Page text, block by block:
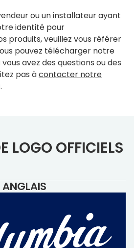
ou un installateur ayant
identité pour
produits, veuillez vous référer
pouvez télécharger notre
avez des questions ou des
pas àcontacter notre
.
LOGO OFFICIELS
ANGLAIS